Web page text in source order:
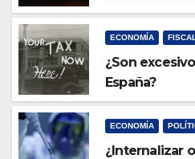
ECONOMÍA
¿Son
España?
ECONOMÍA
¿Internalizar